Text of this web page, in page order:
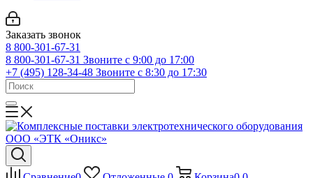
Заказать звонок
8 800-301-67-31
8 800-301-67-31 Звоните с 9:00 до 17:00
+7 (495) 128-34-48 Звоните с 8:30 до 17:30